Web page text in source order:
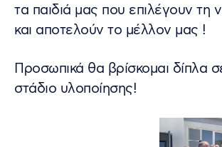
τα παιδιά μας που επιλέγουν τη
και αποτελούν το μέλλον μας !
Προσωπικά θα βρίσκομαι δίπλα
στάδιο υλοποίησης!